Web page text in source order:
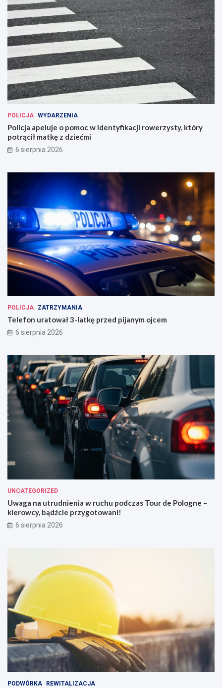
POLICJA WYDARZENIA
Policja apeluje o pomoc w identyfikacji rowerzysty, który
potrącił matkę z dziećmi
6 sierpnia 2026
POLICJA ZATRZYMANIA
Telefon uratował 3-latkę przed pijanym ojcem
6 sierpnia 2026
UNCATEGORIZED
Uwaga na utrudnienia w ruchu podczas Tour de Pologne –
kierowcy, bądźcie przygotowani!
6 sierpnia 2026
PODWÓRKA REWITALIZACJA